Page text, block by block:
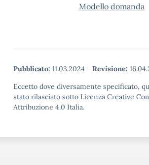
Modello domanda
Pubblicato: 11.03.2024 - Revisione:
Eccetto dove diversamente specificato,
stato rilasciato sotto Licenza Creative
Attribuzione 4.0 Italia.